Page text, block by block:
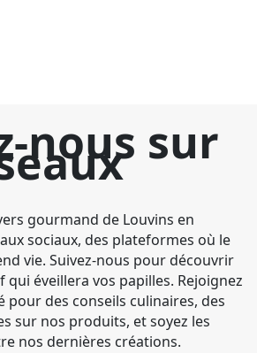
nous sur
gourmand de Louvins en
sociaux, des plateformes où le
vie. Suivez-nous pour découvrir
qui éveillera vos papilles. Rejoignez
des conseils culinaires, des
sur nos produits, et soyez les
nos dernières créations.